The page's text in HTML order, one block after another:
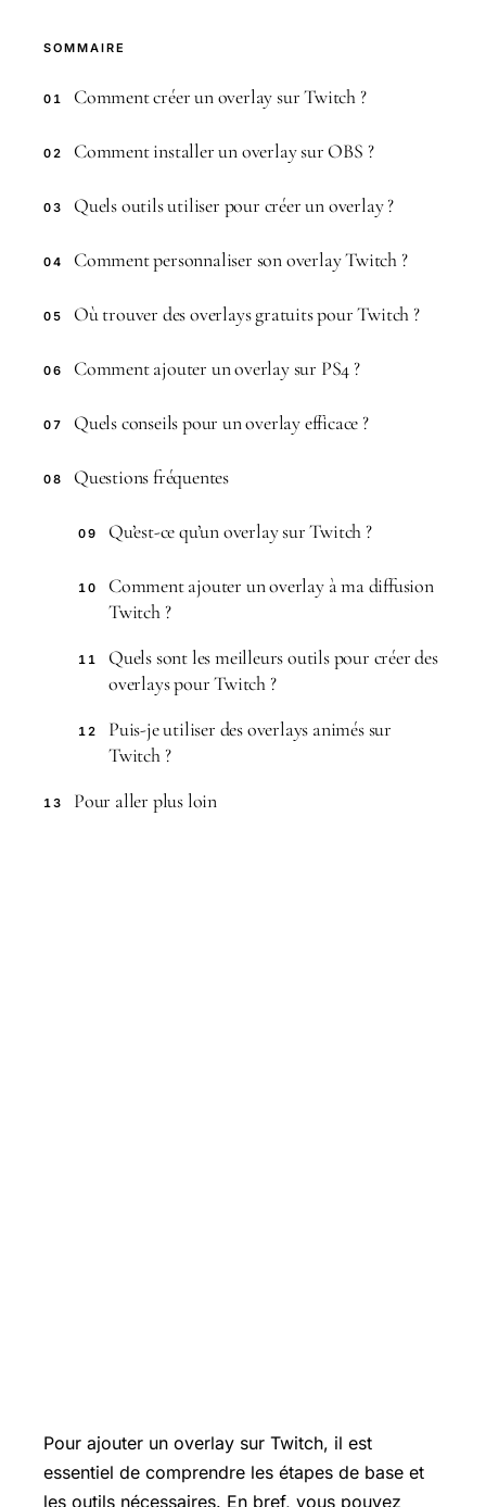
SOMMAIRE
01 Comment créer un overlay sur Twitch ?
02 Comment installer un overlay sur OBS ?
03 Quels outils utiliser pour créer un overlay ?
04 Comment personnaliser son overlay Twitch ?
05 Où trouver des overlays gratuits pour Twitch ?
06 Comment ajouter un overlay sur PS4 ?
07 Quels conseils pour un overlay efficace ?
08 Questions fréquentes
09 Qu’est-ce qu’un overlay sur Twitch ?
10
Comment ajouter un overlay à ma diffusion
Twitch ?
11
Quels sont les meilleurs outils pour créer des
overlays pour Twitch ?
12
Puis-je utiliser des overlays animés sur
Twitch ?
13 Pour aller plus loin
Pour ajouter un overlay sur Twitch, il est
essentiel de comprendre les étapes de base et
les outils nécessaires. En bref, vous pouvez